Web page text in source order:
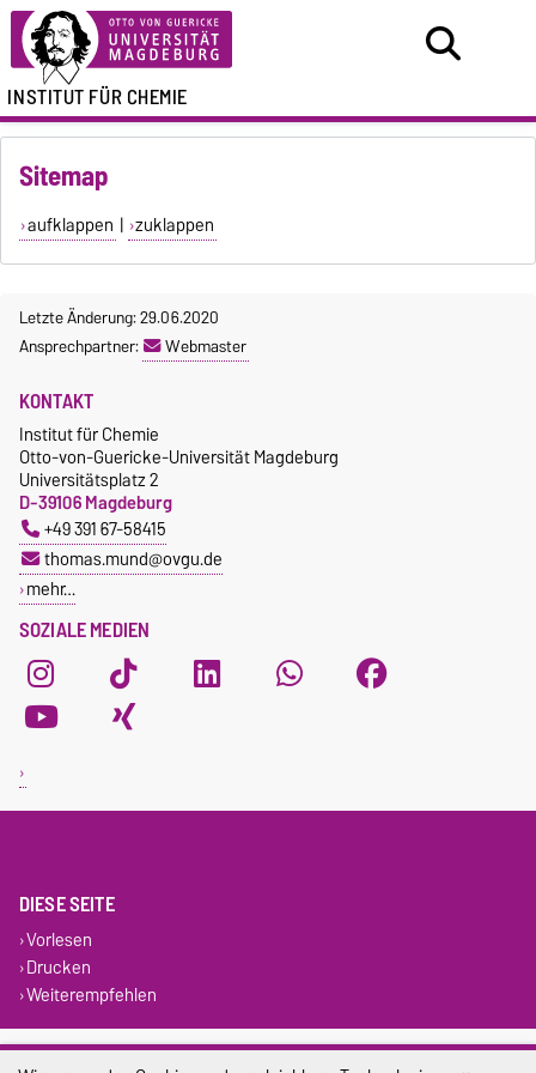
INSTITUT FÜR CHEMIE
Sitemap
aufklappen | zuklappen
Letzte Änderung: 29.06.2020
Ansprechpartner:
Webmaster
SOZIALE MEDIEN
KONTAKT
Institut für Chemie
Otto-von-Guericke-Universität Magdeburg
Universitätsplatz 2
D-39106 Magdeburg
+49 391 67-58415
thomas.mund@ovgu.de
mehr…
DIESE SEITE
Vorlesen
Drucken
Weiterempfehlen
Impressum